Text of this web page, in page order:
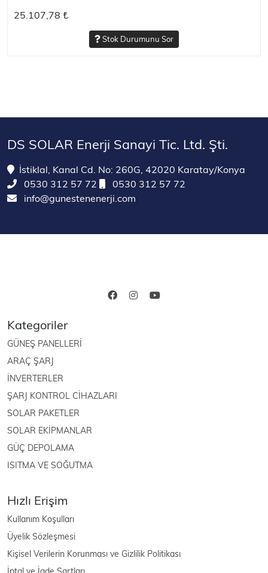
25.107,78 ₺
Stok Durumunu Sor
DS SOLAR Enerji Sanayi Tic. Ltd. Şti.
İstiklal, Kanal Cd. No: 260G, 42020 Karatay/Konya
0530 312 57 72
0530 312 57 72
info@gunestenenerji.com
Kategoriler
GÜNEŞ PANELLERİ
ARAÇ ŞARJ
İNVERTERLER
ŞARJ KONTROL CİHAZLARI
SOLAR PAKETLER
SOLAR EKİPMANLAR
GÜÇ DEPOLAMA
ISITMA VE SOĞUTMA
Hızlı Erişim
Kullanım Koşulları
Üyelik Sözleşmesi
Kişisel Verilerin Korunması ve Gizlilik Politikası